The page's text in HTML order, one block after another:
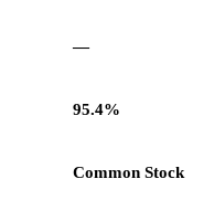
—
95.4%
Common Stock